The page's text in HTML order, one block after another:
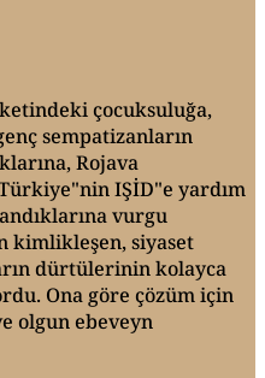
çocuksuluğa,
sempatizanların
Rojava
IŞİD"e yardım
vurgu
kimlikleşen, siyaset
dürtülerinin kolayca
Ona göre çözüm için
olgun ebeveyn